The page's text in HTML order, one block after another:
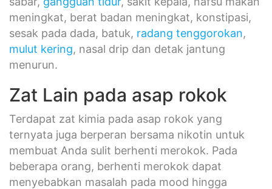
meningkat, berat badan meningkat, konstipasi,
sesak pada dada, batuk, radang tenggorokan,
mulut kering, nasal drip dan detak jantung
menurun.
Zat Lain pada asap rokok
Terdapat zat kimia pada asap rokok yang
ternyata juga berperan bersama nikotin untuk
membuat Anda sulit berhenti merokok. Pada
beberapa orang, berhenti merokok dapat
menyebabkan masalah pada mood hingga